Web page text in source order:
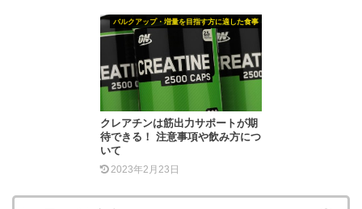
バルクアップ・増量を目指す方に適した食事
クレアチンは筋出力サポートが期
待できる！ 注意事項や飲み方につ
いて
2023年2月23日